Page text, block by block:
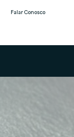
Falar Conosco